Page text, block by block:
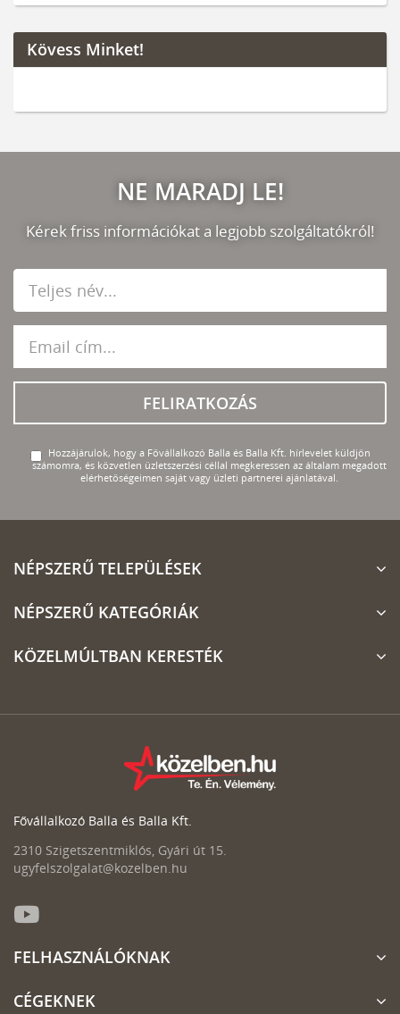
Kövess Minket!
NE MARADJ LE!
Kérek friss információkat a legjobb szolgáltatókról!
FELIRATKOZÁS
Hozzájárulok, hogy a Fővállalkozó Balla és Balla Kft. hírlevelet küldjön
számomra, és közvetlen üzletszerzési céllal megkeressen az általam megadott
elérhetőségeimen saját vagy üzleti partnerei ajánlatával.
NÉPSZERŰ TELEPÜLÉSEK
NÉPSZERŰ KATEGÓRIÁK
KÖZELMÚLTBAN KERESTÉK
Fővállalkozó Balla és Balla Kft.
2310 Szigetszentmiklós, Gyári út 15.
ugyfelszolgalat@kozelben.hu
FELHASZNÁLÓKNAK
CÉGEKNEK